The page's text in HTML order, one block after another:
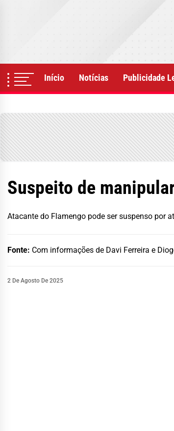
Início Notícias Publicidade
Suspeito de
Atacante do Flamengo pode ser suspenso por
Fonte: Com informações de Davi Ferreira e
2 De Agosto De 2025